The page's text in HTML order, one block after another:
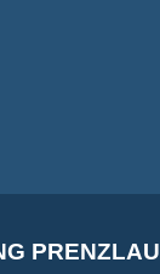
PRENZLAU